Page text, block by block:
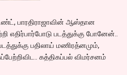
பாரதிராஜாவின் ஆஸ்தான
எதிர்பார்போடு படத்துக்கு போனேன்..
பதிலாய் மணிரத்னமும்,
கத்திகப்பல் விமர்சனம்